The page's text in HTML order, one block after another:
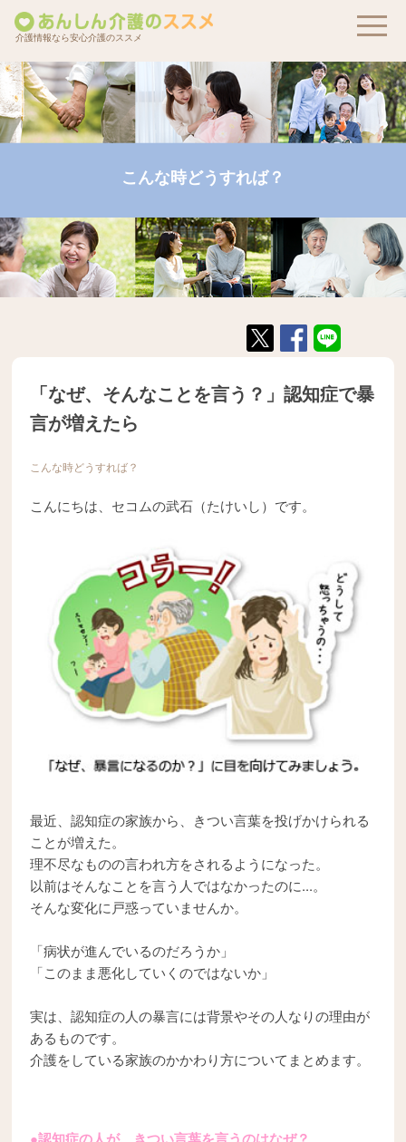
介護情報なら安心介護のススメ
こんな時どうすれば？
「なぜ、そんなことを言う？」認知症で暴
言が増えたら
こんな時どうすれば？
こんにちは、セコムの武石（たけいし）です。
最近、認知症の家族から、きつい言葉を投げかけられる
ことが増えた。
理不尽なものの言われ方をされるようになった。
以前はそんなことを言う人ではなかったのに...。
そんな変化に戸惑っていませんか。
「病状が進んでいるのだろうか」
「このまま悪化していくのではないか」
実は、認知症の人の暴言には背景やその人なりの理由が
あるものです。
介護をしている家族のかかわり方についてまとめます。
●認知症の人が、きつい言葉を言うのはなぜ？